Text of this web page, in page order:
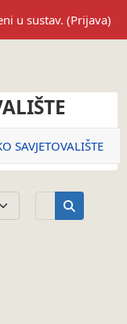
u sustav. (Prijava)
SAVJETOVALIŠTE
Pretraži e-
Pretraži